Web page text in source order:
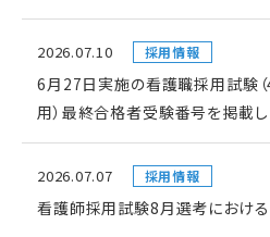
2026.07.10 採用情報
6月27日実施の看護職採用試験
用）最終合格者受験番号を掲載
2026.07.07 採用情報
看護師採用試験8月選考におけ